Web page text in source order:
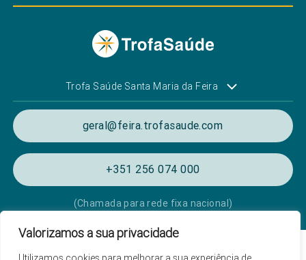
Valorizamos a sua privacidade
Trofa Saúde Santa Maria da Feira
geral@feira.trofasaude.com
+351 256 074 000
(Chamada para rede fixa nacional)